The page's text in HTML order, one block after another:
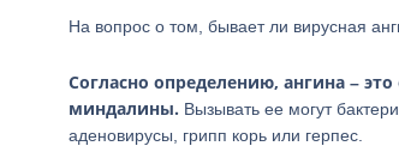
На вопрос о том, бывает ли вирусная
Согласно определению, ангина –
миндалины. Вызывать ее могут
аденовирусы, грипп корь или герпес.